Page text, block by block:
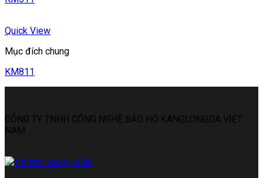
Quick View
Mục đích chung
KM811
CÔNG TY TNHH CÔNG NGHỆ BẢO HỘ KANGLONGDA VIỆT
NAM